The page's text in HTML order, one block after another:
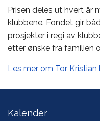
Prisen deles ut hvert år
klubbene. Fondet gir
prosjekter i regi av
etter ønske fra familien
Les mer om Tor Kristian
Kalender